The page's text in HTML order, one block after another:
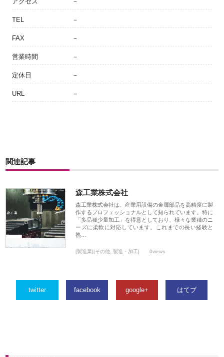
TEL －
FAX －
営業時間 －
定休日 －
URL －
関連記事
森工業株式会社
森工業株式会社は、産業用設備の金属部品を高精度に製
作するプロフェッショナルとして知られています。特に
「多品種少量加工」を得意としており、様々な業種のニ
ーズに柔軟に対応しています。これまでの長い経験と
熟…
[製造業][その他_製造・加工] 0views
twitter facebook google+ はてブ